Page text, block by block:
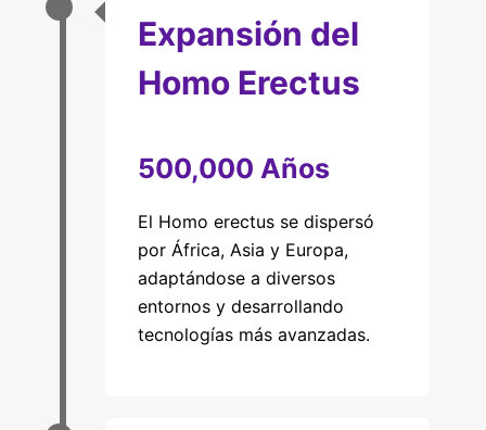
Expansión del
Homo Erectus
500,000 Años
El Homo erectus se dispersó
por África, Asia y Europa,
adaptándose a diversos
entornos y desarrollando
tecnologías más avanzadas.